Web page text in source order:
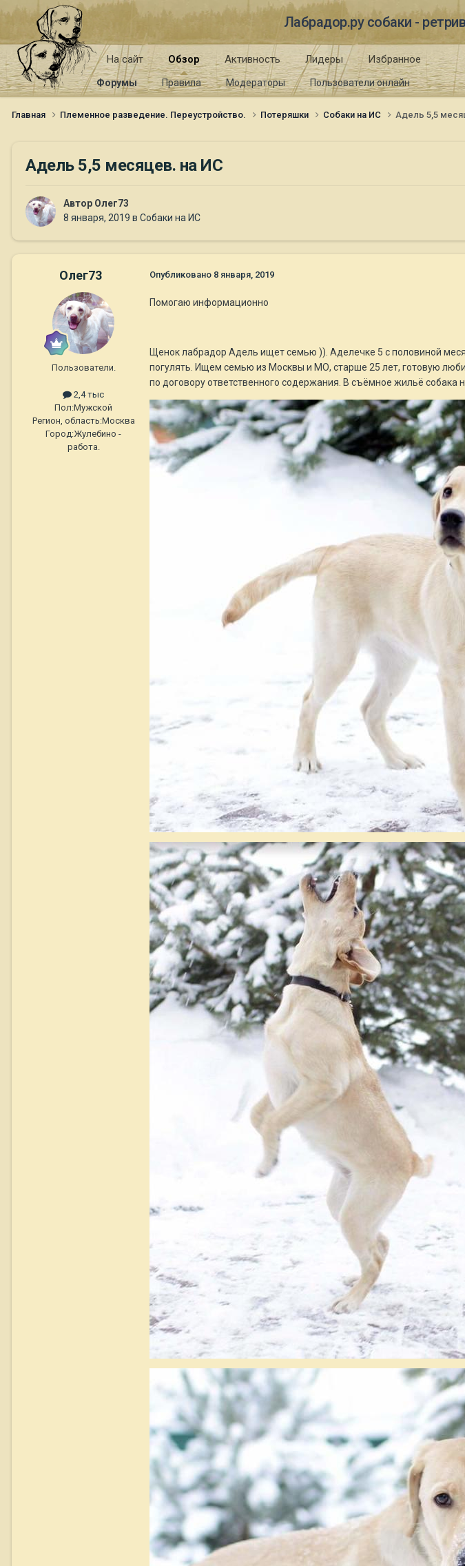
Лабрадор.ру собаки -
На сайт Обзор
Форумы Правила Модераторы Пользователи онлайн
Активность Лидеры Избранное
Главная Племенное разведение. Переустройство. Потеряшки Собаки на ИС Адель 5,5
Адель 5,5 месяцев. на ИС
Автор Олег73
8 января, 2019 в Собаки на ИС
Олег73
Пользователи.
2,4 тыс
Пол:Мужской
Регион, область:Москва
Город:Жулебино -
работа.
Опубликовано 8 января, 2019
Помогаю информационно
Щенок лабрадор Адель ищет семью )). Аделечке 5 с половиной
погулять. Ищем семью из Москвы и МО, старше 25 лет, готовую
по договору ответственного содержания. В съёмное жильё собака